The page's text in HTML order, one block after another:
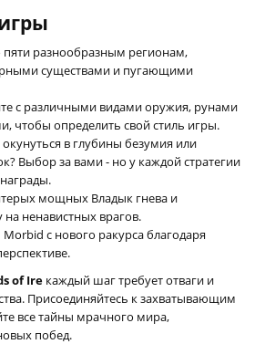
пяти разнообразным регионам,
существами и пугающими
с различными видами оружия, рунами
чтобы определить свой стиль игры.
в глубины безумия или
Выбор за вами - но у каждой стратегии
мощных Владык гнева и
на ненавистных врагов.
с нового ракурса благодаря
of Ire каждый шаг требует отваги и
Присоединяйтесь к захватывающим
все тайны мрачного мира,
побед.